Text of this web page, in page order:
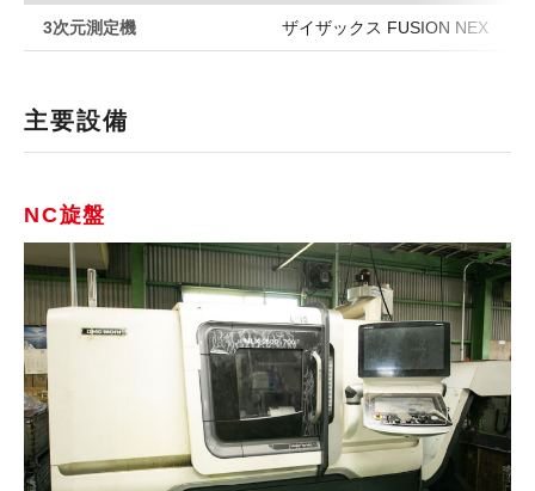
3次元測定機 ザイザックス FUSION NEX
主要設備
NC旋盤